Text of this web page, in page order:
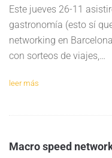
Este jueves 26-11
gastronomía (esto sí
networking en
con sorteos de viajes,…
leer más
Macro speed